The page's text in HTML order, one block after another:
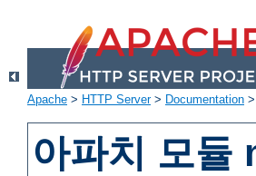
Apache > HTTP Server> Documentation >
아파치 모듈